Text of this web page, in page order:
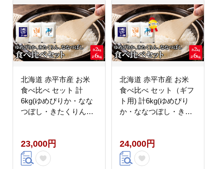
北海道 赤平市産 お米
食べ比べ セット 計
6kg(ゆめぴりか・なな
つぼし・きたくりん各
23,000円
北海道 赤平市産 お米
食べ比べ セット（ギフ
ト用) 計6kg(ゆめぴり
か・ななつぼし・きた
24,000円